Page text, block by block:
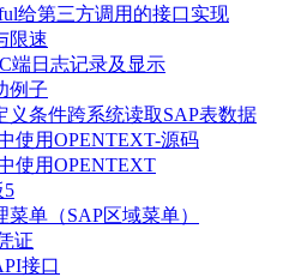
给第三方调用的接口实现
限速
端日志记录及显示
例子
义条件跨系统读取SAP表数据
使用OPENTEXT-源码
使用OPENTEXT
5
单（SAP区域菜单）
证
接口